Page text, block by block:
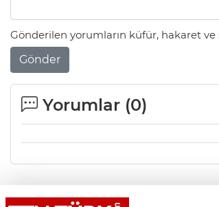
Gönderilen yorumların küfür, hakaret ve
Gönder
Yorumlar (0)